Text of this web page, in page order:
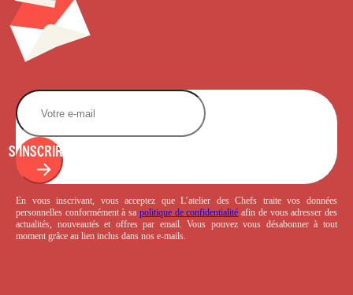
S'INSCRIRE
En vous inscrivant, vous acceptez que L’atelier des Chefs traite vos données
personnelles conformément à sa politique de confidentialité afin de vous adresser des
actualités, nouveautés et offres par email. Vous pouvez vous désabonner à tout
moment grâce au lien inclus dans nos e-mails.